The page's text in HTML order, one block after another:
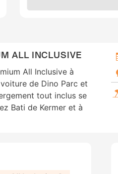
ALL INCLUSIVE
All Inclusive à
de Dino Parc et
tout inclus se
Bati de Kermer et à